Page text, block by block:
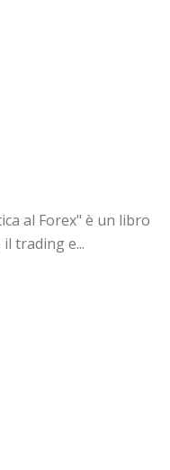
al Forex" è un libro
trading e...